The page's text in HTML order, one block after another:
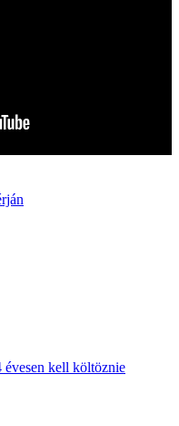
évesen kell költöznie